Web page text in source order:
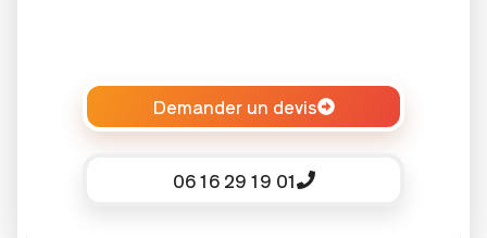
Demander un devis
06 16 29 19 01